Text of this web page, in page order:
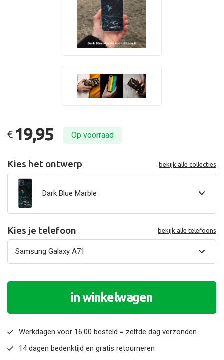
€ 19,95 Op voorraad
Kies het ontwerp bekijk alle collecties
Dark Blue Marble
Kies je telefoon bekijk alle telefoons
in winkelwagen
Werkdagen voor 16:00 besteld = zelfde dag verzonden
14 dagen bedenktijd en gratis retourneren